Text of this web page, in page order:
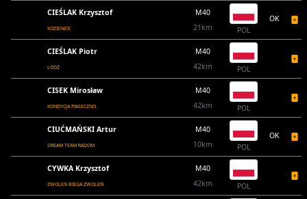
CIEŚLAK Krzysztof
KOZIENICE
M40
21km
POL
OK
CIEŚLAK Piotr
ŁÓDŹ
M40
42km
POL
CISEK Mirosław
KONDYCJA PIASECZNO
M40
42km
POL
CIUĆMAŃSKI Artur
DREAM TEAM RADOM
M40
10km
POL
OK
CYWKA Krzysztof
ZWOLEŃ BIEGA ZWOLEŃ
M40
42km
POL